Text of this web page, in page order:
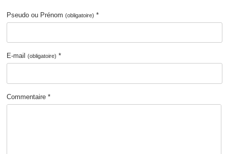
Pseudo ou Prénom(obligatoire) *
E-mail(obligatoire) *
Commentaire *